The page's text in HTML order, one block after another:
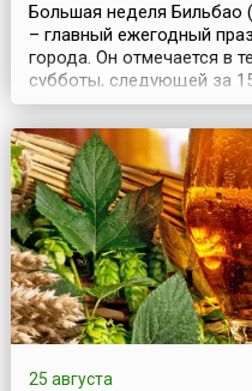
Большая неделя Бильбао
– главный ежегодный
города. Он отмечается в
субботы, следующей за
1978 году, хотя и прежде
разнообразные
корриды, состязания
25 августа